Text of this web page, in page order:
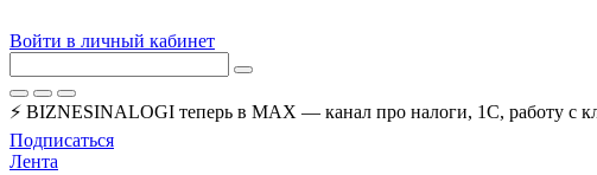
Войти в личный кабинет
⚡ BIZNESINALOGI теперь в MAX — канал про налоги, 1С, работу с
Подписаться
Лента